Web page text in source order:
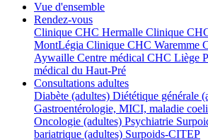
Vue d'ensemble
Rendez-vous
Clinique CHC Hermalle Clinique
MontLégia Clinique CHC Waremme
Aywaille Centre médical CHC Liège
médical du Haut-Pré
Consultations adultes
Diabète (adultes) Diététique générale
Gastroentérologie, MICI, maladie
Oncologie (adultes) Psychiatrie
bariatrique (adultes) Surpoids-CITEP